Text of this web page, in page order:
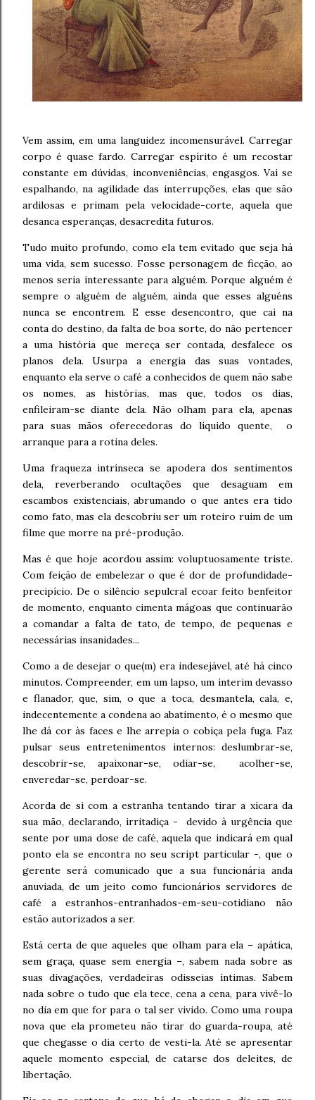
Vem assim, em uma languidez incomensurável. Carregar
corpo é quase fardo. Carregar espírito é um recostar
constante em dúvidas, inconveniências, engasgos. Vai se
espalhando, na agilidade das interrupções, elas que são
ardilosas e primam pela velocidade-corte, aquela que
desanca esperanças, desacredita futuros.
Tudo muito profundo, como ela tem evitado que seja há
uma vida, sem sucesso. Fosse personagem de ficção, ao
menos seria interessante para alguém. Porque alguém é
sempre o alguém de alguém, ainda que esses alguéns
nunca se encontrem. E esse desencontro, que cai na
conta do destino, da falta de boa sorte, do não pertencer
a uma história que mereça ser contada, desfalece os
planos dela. Usurpa a energia das suas vontades,
enquanto ela serve o café a conhecidos de quem não sabe
os nomes, as histórias, mas que, todos os dias,
enfileiram-se diante dela. Não olham para ela, apenas
para suas mãos oferecedoras do líquido quente, o
arranque para a rotina deles.
Uma fraqueza intrínseca se apodera dos sentimentos
dela, reverberando ocultações que desaguam em
escambos existenciais, abrumando o que antes era tido
como fato, mas ela descobriu ser um roteiro ruim de um
filme que morre na pré-produção.
Mas é que hoje acordou assim: voluptuosamente triste.
Com feição de embelezar o que é dor de profundidade-
precipício. De o silêncio sepulcral ecoar feito benfeitor
de momento, enquanto cimenta mágoas que continuarão
a comandar a falta de tato, de tempo, de pequenas e
necessárias insanidades...
Como a de desejar o que(m) era indesejável, até há cinco
minutos. Compreender, em um lapso, um ínterim devasso
e flanador, que, sim, o que a toca, desmantela, cala, e,
indecentemente a condena ao abatimento, é o mesmo que
lhe dá cor às faces e lhe arrepia o cobiça pela fuga. Faz
pulsar seus entretenimentos internos: deslumbrar-se,
descobrir-se, apaixonar-se, odiar-se, acolher-se,
enveredar-se, perdoar-se.
Acorda de si com a estranha tentando tirar a xícara da
sua mão, declarando, irritadiça - devido à urgência que
sente por uma dose de café, aquela que indicará em qual
ponto ela se encontra no seu script particular -, que o
gerente será comunicado que a sua funcionária anda
anuviada, de um jeito como funcionários servidores de
café a estranhos-entranhados-em-seu-cotidiano não
estão autorizados a ser.
Está certa de que aqueles que olham para ela – apática,
sem graça, quase sem energia –, sabem nada sobre as
suas divagações, verdadeiras odisseias íntimas. Sabem
nada sobre o tudo que ela tece, cena a cena, para vivê-lo
no dia em que for para o tal ser vivido. Como uma roupa
nova que ela prometeu não tirar do guarda-roupa, até
que chegasse o dia certo de vesti-la. Até se apresentar
aquele momento especial, de catarse dos deleites, de
libertação.